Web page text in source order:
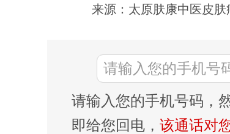
来源：太原肤康中医皮肤
请输入您的手机号码，
即给您回电， 该通话对